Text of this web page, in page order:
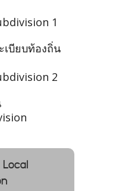
1
บียบท้องถิ่น
2